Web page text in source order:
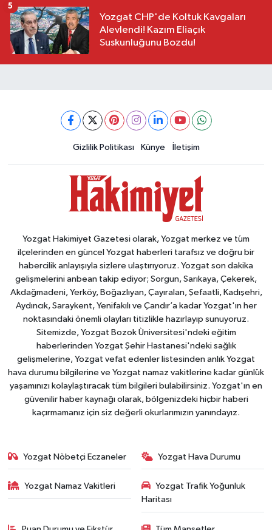
Yozgat CHP'de Koltuk Kavgaları
Alevlendi! Kazım Eliaçık
Suskunluğunu Bozdu!
5
Gizlilik Politikası Künye İletişim
Yozgat Hakimiyet Gazetesi olarak, Yozgat merkez ve tüm
ilçelerinden en güncel Yozgat haberleri tarafsız ve doğru bir
habercilik anlayışıyla sizlere ulaştırıyoruz. Yozgat son dakika
gelişmelerini anbean takip ediyor; Sorgun, Sarıkaya, Çekerek,
Akdağmadeni, Yerköy, Boğazlıyan, Çayıralan, Şefaatli, Kadışehri,
Aydıncık, Saraykent, Yenifakılı ve Çandır’a kadar Yozgat'ın her
noktasındaki önemli olayları titizlikle hazırlayıp sunuyoruz.
Sitemizde, Yozgat Bozok Üniversitesi'ndeki eğitim
haberlerinden Yozgat Şehir Hastanesi'ndeki sağlık
gelişmelerine, Yozgat vefat edenler listesinden anlık Yozgat
hava durumu bilgilerine ve Yozgat namaz vakitlerine kadar günlük
yaşamınızı kolaylaştıracak tüm bilgileri bulabilirsiniz. Yozgat'ın en
güvenilir haber kaynağı olarak, bölgenizdeki hiçbir haberi
kaçırmamanız için siz değerli okurlarımızın yanındayız.
Yozgat Nöbetçi Eczaneler Yozgat Hava Durumu
Yozgat Namaz Vakitleri
Yozgat Trafik Yoğunluk
Haritası